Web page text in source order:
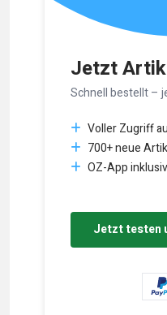
Jetzt
Schnell bestellt –
Voller Zugriff
700+ neue
OZ-App
Jetzt testen